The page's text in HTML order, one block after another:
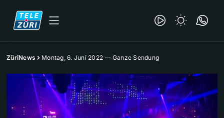
ZüriNews Montag, 6. Juni 2022 — Ganze Sendung